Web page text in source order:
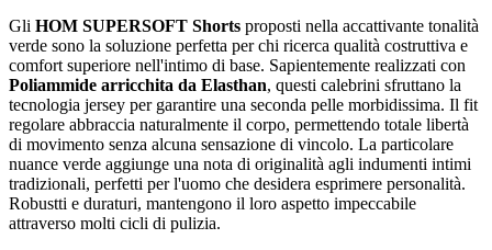
Gli HOM SUPERSOFT Shorts proposti nella accattivante tonalità
verde sono la soluzione perfetta per chi ricerca qualità costruttiva e
comfort superiore nell'intimo di base. Sapientemente realizzati con
Poliammide arricchita da Elasthan, questi calebrini sfruttano la
tecnologia jersey per garantire una seconda pelle morbidissima. Il fit
regolare abbraccia naturalmente il corpo, permettendo totale libertà
di movimento senza alcuna sensazione di vincolo. La particolare
nuance verde aggiunge una nota di originalità agli indumenti intimi
tradizionali, perfetti per l'uomo che desidera esprimere personalità.
Robustti e duraturi, mantengono il loro aspetto impeccabile
attraverso molti cicli di pulizia.